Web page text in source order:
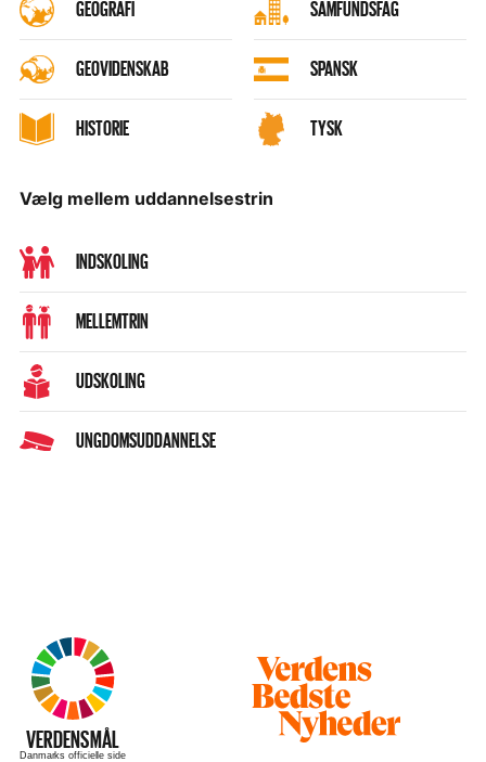
GEOGRAFI
GEOVIDENSKAB
HISTORIE
SAMFUNDSFAG
SPANSK
TYSK
Vælg mellem uddannelsestrin
INDSKOLING
MELLEMTRIN
UDSKOLING
UNGDOMSUDDANNELSE
VERDENSMÅL
–
Danmarks officielle side
Besøg
hjemmesiden